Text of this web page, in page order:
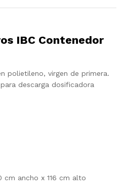
IBC Contenedor
polietileno, virgen de primera.
descarga dosificadora
cm ancho x 116 cm alto